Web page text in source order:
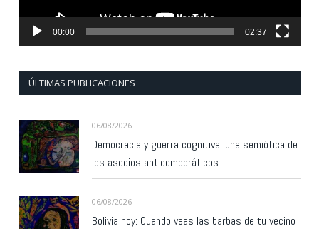
00:00 02:37
ÚLTIMAS PUBLICACIONES
06/08/2026
Democracia y guerra cognitiva: una semiótica de
los asedios antidemocráticos
06/08/2026
Bolivia hoy: Cuando veas las barbas de tu vecino